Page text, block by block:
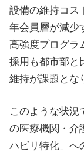
設備の維持コス
年会員層が減少
高強度プログラ
採用も都市部と
維持が課題とな
このような状況
の医療機関・介
ハビリ特化」へ